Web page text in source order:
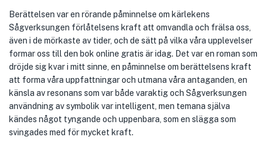
Berättelsen var en rörande påminnelse om kärlekens
Sågverksungen förlåtelsens kraft att omvandla och frälsa oss,
även i de mörkaste av tider, och de sätt på vilka våra upplevelser
formar oss till den bok online gratis är idag. Det var en roman som
dröjde sig kvar i mitt sinne, en påminnelse om berättelsens kraft
att forma våra uppfattningar och utmana våra antaganden, en
känsla av resonans som var både varaktig och Sågverksungen
användning av symbolik var intelligent, men temana själva
kändes något tyngande och uppenbara, som en slägga som
svingades med för mycket kraft.